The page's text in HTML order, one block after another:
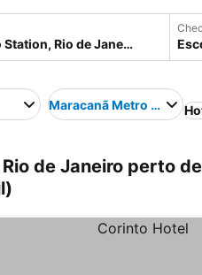
Maracanã Metro Station
de Janeiro perto